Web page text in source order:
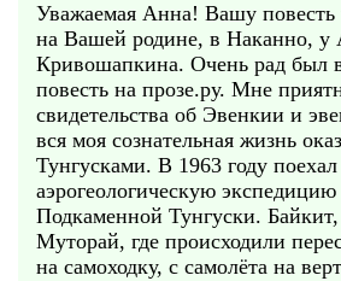
Уважаемая Анна! Вашу повесть
на Вашей родине, в Наканно, у
Кривошапкина. Очень рад был
повесть на прозе.ру. Мне
свидетельства об Эвенкии и
вся моя сознательная жизнь
Тунгусками. В 1963 году
аэрогеологическую экспедицию
Подкаменной Тунгуски.
Муторай, где происходили
на самоходку, с самолёта на